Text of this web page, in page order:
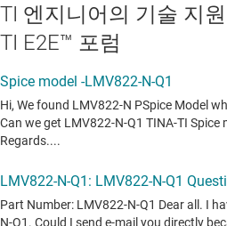
TI 엔지니어의 기술 지
TI E2E™ 포럼